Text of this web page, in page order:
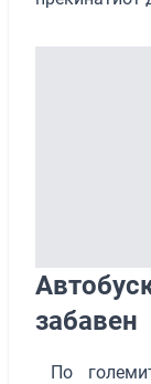
забавен
По